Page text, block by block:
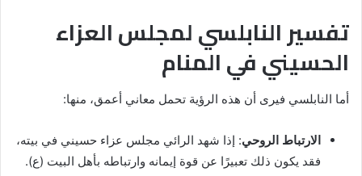
تفسير النابلسي لمجلس العزاء
الحسيني في المنام
أما النابلسي فيرى أن هذه الرؤية تحمل معاني أعمق، منها:
الارتباط الروحي: إذا شهد الرائي مجلس عزاء حسيني في بيته،
فقد يكون ذلك تعبيرًا عن قوة إيمانه وارتباطه بأهل البيت (ع).